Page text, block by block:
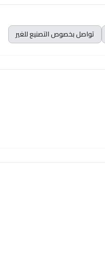
تواصل بخصوص التصنيع للغير